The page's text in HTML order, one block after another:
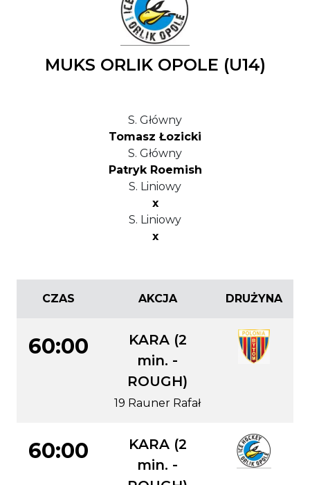
MUKS ORLIK OPOLE (U14)
S. Główny
Tomasz Łozicki
S. Główny
Patryk Roemish
S. Liniowy
x
S. Liniowy
x
CZAS AKCJA DRUŻYNA
60:00
KARA (2
min. -
ROUGH)
19 Rauner Rafał
60:00
KARA (2
min. -